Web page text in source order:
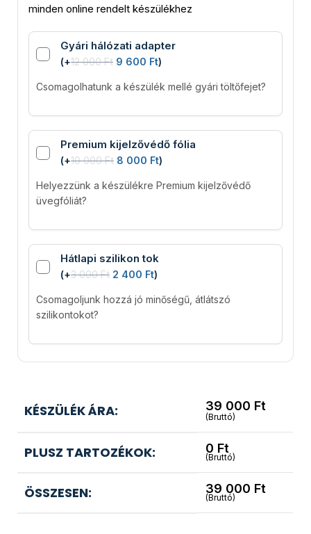
minden online rendelt készülékhez
Gyári hálózati adapter
(+12 000Ft 9 600 Ft)
Csomagolhatunk a készülék mellé gyári töltőfejet?
Premium kijelzővédő fólia
(+10 000Ft 8 000 Ft)
Helyezzünk a készülékre Premium kijelzővédő
üvegfóliát?
Hátlapi szilikon tok
(+3 000Ft 2 400 Ft)
Csomagoljunk hozzá jó minőségű, átlátszó
szilikontokot?
KÉSZÜLÉK ÁRA: 39 000 Ft
(Bruttó)
PLUSZ TARTOZÉKOK: 0 Ft
(Bruttó)
ÖSSZESEN: 39 000 Ft
(Bruttó)